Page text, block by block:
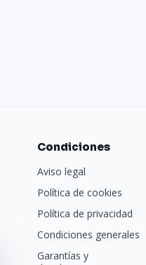
Condiciones
Aviso legal
Política de cookies
Política de privacidad
Condiciones generales
Garantías y